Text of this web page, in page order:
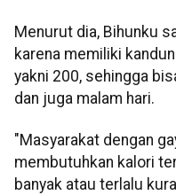
Menurut dia, Bihunku
karena memiliki
yakni 200, sehingga
dan juga malam hari.
"Masyarakat dengan
membutuhkan kalori
banyak atau terlalu